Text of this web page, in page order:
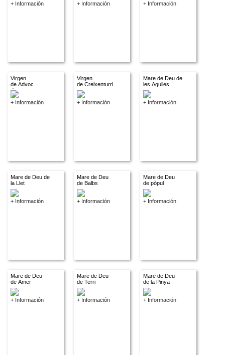
+ Información
+ Información
+ Información
Virgen
de Advoc.
descon.
+ Información
Virgen
de Creixenturri
+ Información
Mare de Deu de
les Agulles
+ Información
Mare de Deu de
la Llet
+ Información
Mare de Deu
de Balbs
+ Información
Mare de Deu
de pòpul
+ Información
Mare de Deu
de Amer
+ Información
Mare de Deu
de Terri
+ Información
Mare de Deu
de la Pinya
+ Información